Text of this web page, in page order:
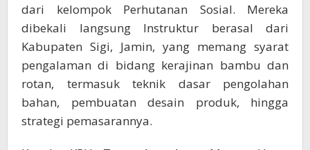
dari kelompok Perhutanan Sosial. Mereka
dibekali langsung Instruktur berasal dari
Kabupaten Sigi, Jamin, yang memang syarat
pengalaman di bidang kerajinan bambu dan
rotan, termasuk teknik dasar pengolahan
bahan, pembuatan desain produk, hingga
strategi pemasarannya.